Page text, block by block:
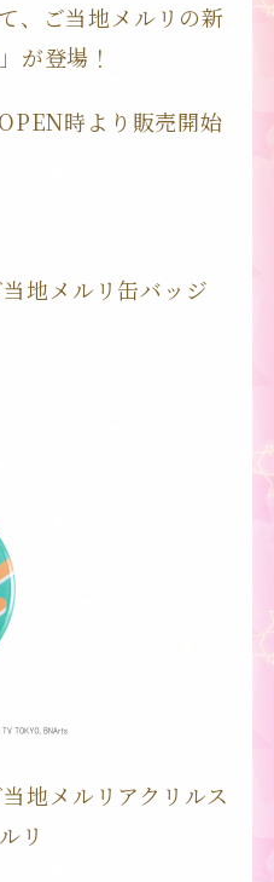
、ご当地メルリの新
が登場！
時より販売開始
地メルリ缶バッジ
メルリアクリルス
リ